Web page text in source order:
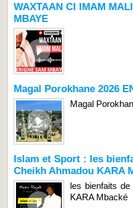
WAXTAAN CI IMAM
MBAYE
Magal Porokhane 2026
Magal
Islam et Sport : les
Cheikh Ahmadou KARA
les bienfaits
KARA Mbacké